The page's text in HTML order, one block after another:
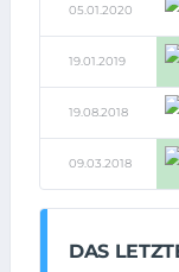
05.01.2020
19.01.2019
19.08.2018
09.03.2018
DAS